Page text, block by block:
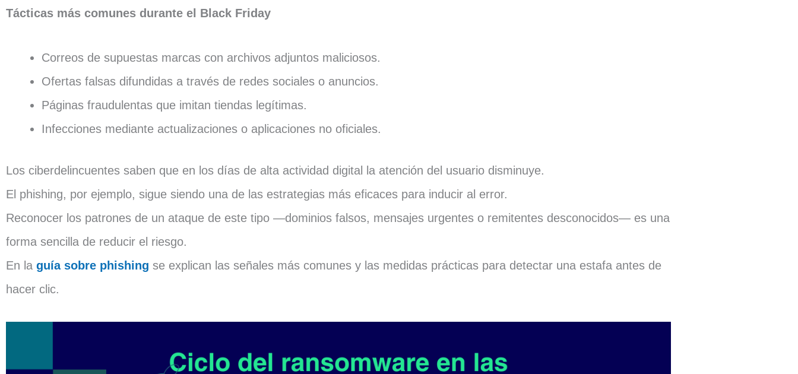
Tácticas más comunes durante el Black Friday
Correos de supuestas marcas con archivos adjuntos maliciosos.
Ofertas falsas difundidas a través de redes sociales o anuncios.
Páginas fraudulentas que imitan tiendas legítimas.
Infecciones mediante actualizaciones o aplicaciones no oficiales.
Los ciberdelincuentes saben que en los días de alta actividad digital la atención del usuario disminuye.
El phishing, por ejemplo, sigue siendo una de las estrategias más eficaces para inducir al error.
Reconocer los patrones de un ataque de este tipo —dominios falsos, mensajes urgentes o remitentes desconocidos— es una
forma sencilla de reducir el riesgo.
En la guía sobre phishing se explican las señales más comunes y las medidas prácticas para detectar una estafa antes de
hacer clic.